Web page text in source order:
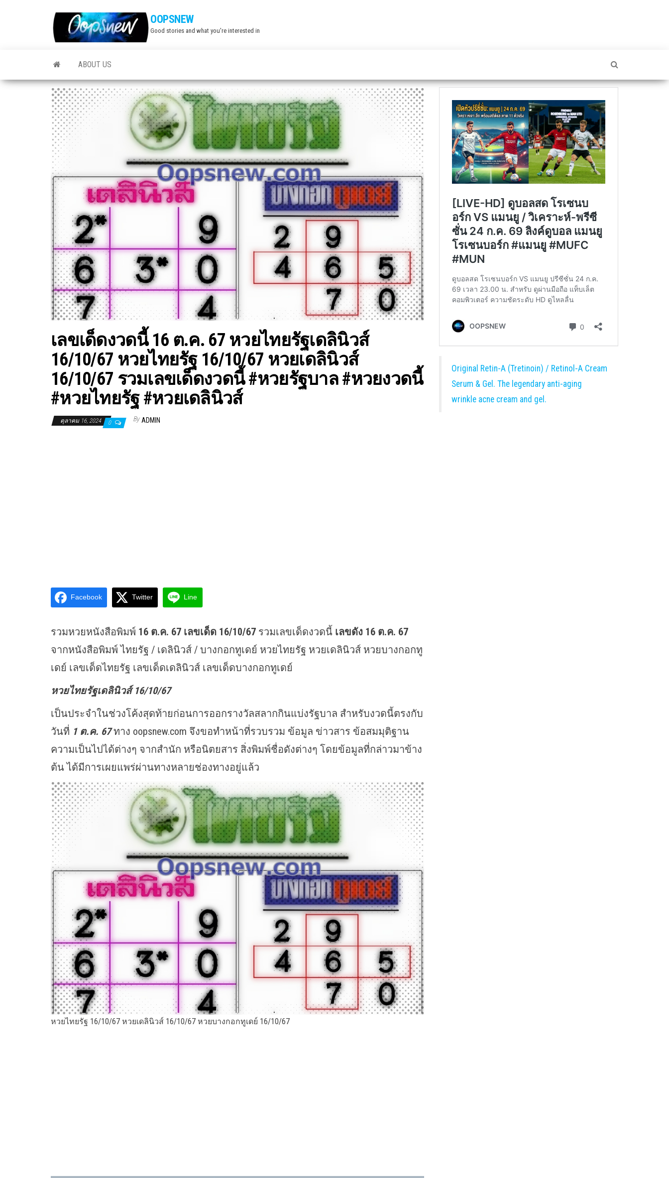
OOPSNEW
Good stories and what you're interested in
ABOUT US
เลขเด็ดงวดนี้ 16 ต.ค. 67 หวยไทยรัฐเดลินิวส์
16/10/67 หวยไทยรัฐ 16/10/67 หวยเดลินิวส์
16/10/67 รวมเลขเด็ดงวดนี้ #หวยรัฐบาล #หวยงวดนี้
#หวยไทยรัฐ #หวยเดลินิวส์
ตุลาคม 16, 2024 0 By ADMIN
Facebook Twitter Line
รวมหวยหนังสือพิมพ์ 16 ต.ค. 67 เลขเด็ด 16/10/67 รวมเลขเด็ดงวดนี้ เลขดัง 16 ต.ค. 67
จากหนังสือพิมพ์ ไทยรัฐ / เดลินิวส์ / บางกอกทูเดย์ หวยไทยรัฐ หวยเดลินิวส์ หวยบางกอกทู
เดย์ เลขเด็ดไทยรัฐ เลขเด็ดเดลินิวส์ เลขเด็ดบางกอกทูเดย์
หวยไทยรัฐเดลินิวส์ 16/10/67
เป็นประจำในช่วงโค้งสุดท้ายก่อนการออกรางวัลสลากกินแบ่งรัฐบาล สำหรับงวดนี้ตรงกับ
วันที่ 1 ต.ค. 67ทาง oopsnew.com จึงขอทำหน้าที่รวบรวม ข้อมูล ข่าวสาร ข้อสมมุติฐาน
ความเป็นไปได้ต่างๆ จากสำนัก หรือนิตยสาร สิ่งพิมพ์ชื่อดังต่างๆ โดยข้อมูลที่กล่าวมาข้าง
ต้น ได้มีการเผยแพร่ผ่านทางหลายช่องทางอยู่แล้ว
หวยไทยรัฐ 16/10/67 หวยเดลินิวส์ 16/10/67 หวยบางกอกทูเดย์ 16/10/67
Original Retin-A (Tretinoin) / Retinol-A Cream
Serum & Gel. The legendary anti-aging
wrinkle acne cream and gel.